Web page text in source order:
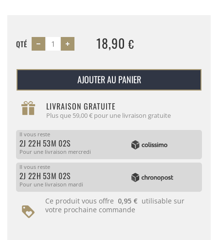
QTÉ 18,90€
AJOUTER AU PANIER
LIVRAISON GRATUITE
Plus que 59,00 € pour une livraison gratuite
Il vous reste
2J 22H 53M 01S
Pour une livraison mercredi
Il vous reste
2J 22H 53M 01S
Pour une livraison mardi
Ce produit vous offre 0,95 € utilisable sur
votre prochaine commande